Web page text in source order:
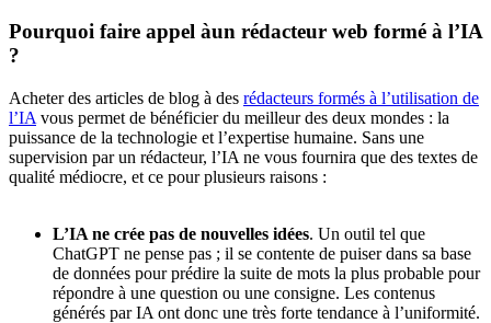
Pourquoi faire appel àun rédacteur web formé à l’IA
?
Acheter des articles de blog à des rédacteurs formés à l’utilisation de
l’IA vous permet de bénéficier du meilleur des deux mondes : la
puissance de la technologie et l’expertise humaine. Sans une
supervision par un rédacteur, l’IA ne vous fournira que des textes de
qualité médiocre, et ce pour plusieurs raisons :
L’IA ne crée pas de nouvelles idées. Un outil tel que
ChatGPT ne pense pas ; il se contente de puiser dans sa base
de données pour prédire la suite de mots la plus probable pour
répondre à une question ou une consigne. Les contenus
générés par IA ont donc une très forte tendance à l’uniformité.